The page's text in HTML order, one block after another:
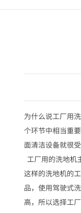
为什么说工厂用
个环节中相当重
面清洁设备就很受
工厂用的洗地机
这样的洗地机的
品，使用驾驶式
高，所以选择工